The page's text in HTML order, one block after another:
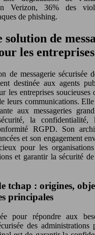
Verizon, 36% des
de phishing.
solution de
les entreprises
de messagerie sécurisée
destinée aux agents
les entreprises soucieuses
leurs communications.
aux messageries
la confidentialité,
RGPD. Son
et son engagement
pour les organisations
et garantir la sécurité
tchap : origines,
principales
pour répondre aux
des administrations